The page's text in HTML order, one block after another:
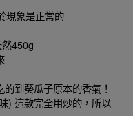
現象是正常的
450g
到葵瓜子原本的香氣！
) 這款完全用炒的，所以